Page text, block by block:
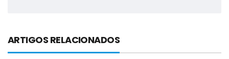
ARTIGOS RELACIONADOS